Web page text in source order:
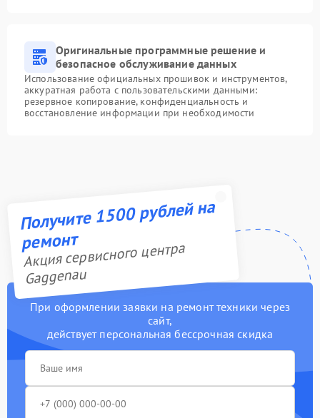
Оригинальные программные решение и
безопасное обслуживание данных
Использование официальных прошивок и инструментов,
аккуратная работа с пользовательскими данными:
резервное копирование, конфиденциальность и
восстановление информации при необходимости
Получите 1500 рублей на
ремонт
Акция сервисного центра
Gaggenau
При оформлении заявки на ремонт техники через
сайт,
действует персональная бессрочная скидка